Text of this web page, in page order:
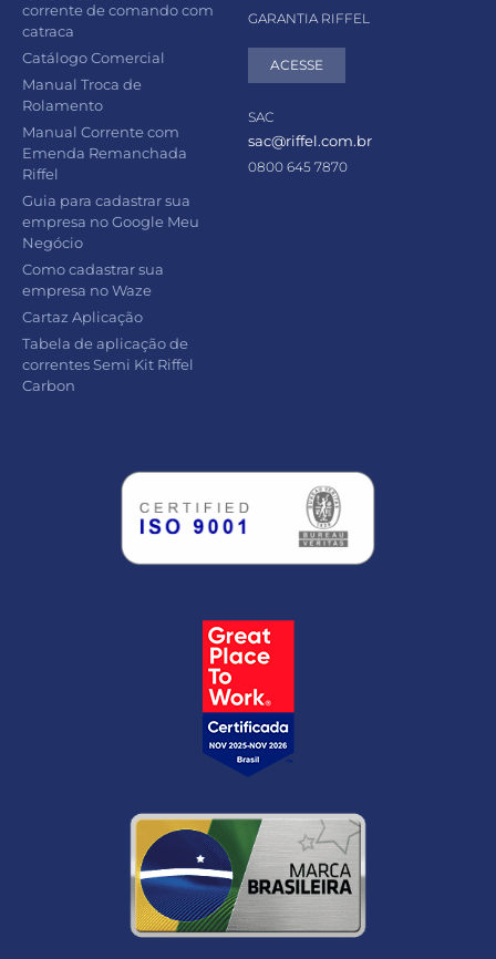
corrente de comando com
catraca
Catálogo Comercial
Manual Troca de
Rolamento
Manual Corrente com
Emenda Remanchada
Riffel
Guia para cadastrar sua
empresa no Google Meu
Negócio
Como cadastrar sua
empresa no Waze
Cartaz Aplicação
Tabela de aplicação de
correntes Semi Kit Riffel
Carbon
GARANTIA RIFFEL
ACESSE
SAC
sac@riffel.com.br
0800 645 7870